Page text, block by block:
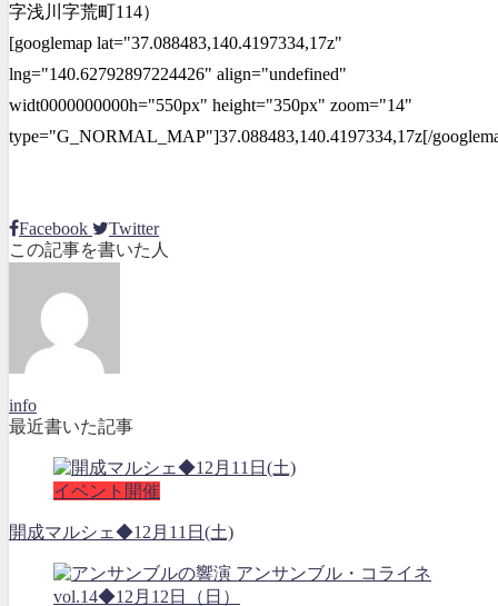
字浅川字荒町114）
[googlemap lat="37.088483,140.4197334,17z"
lng="140.62792897224426" align="undefined"
widt0000000000h="550px" height="350px" zoom="14"
type="G_NORMAL_MAP"]37.088483,140.4197334,17z[/
Facebook
Twitter
この記事を書いた人
info
最近書いた記事
イベント開催
開成マルシェ◆12月11日(土)